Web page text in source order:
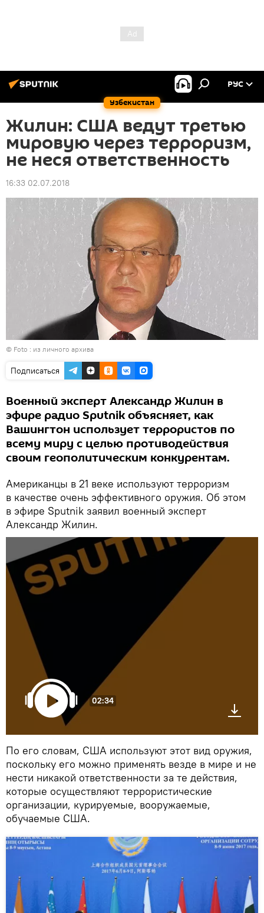
Узбекистан
РУС
Жилин: США ведут третью
мировую через терроризм,
не неся ответственность
16:33 02.07.2018
© Foto : из личного архива
Подписаться
Военный эксперт Александр Жилин в
эфире радио Sputnik объясняет, как
Вашингтон использует террористов по
всему миру с целью противодействия
своим геополитическим конкурентам.
Американцы в 21 веке используют терроризм
в качестве очень эффективного оружия. Об этом
в эфире Sputnik заявил военный эксперт
Александр Жилин.
02:34
По его словам, США используют этот вид оружия,
поскольку его можно применять везде в мире и не
нести никакой ответственности за те действия,
которые осуществляют террористические
организации, курируемые, вооружаемые,
обучаемые США.